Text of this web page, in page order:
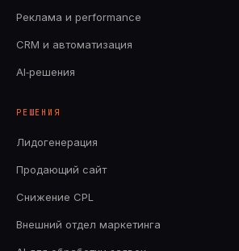
Реклама и performance
CRM и автоматизация
AI‑решения
РЕШЕНИЯ
Лидогенерация
Продающий сайт
Снижение CPL
Внешний отдел маркетинга